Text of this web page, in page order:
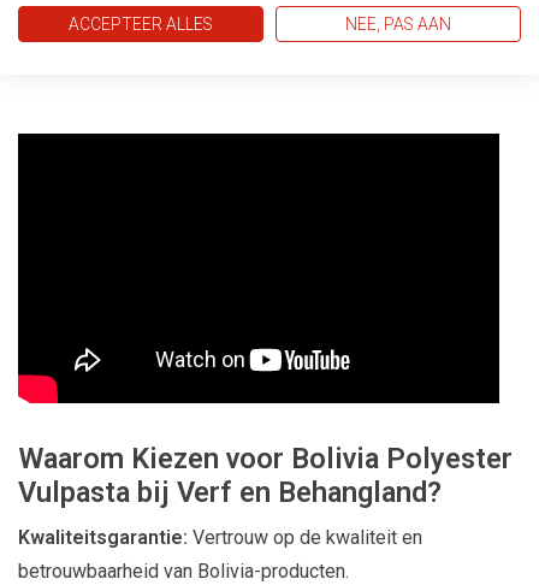
krassen, deuken en scheuren tot 10 cm.
Waarom Kiezen voor Bolivia Polyester
Vulpasta bij Verf en Behangland?
Kwaliteitsgarantie: Vertrouw op de kwaliteit en
betrouwbaarheid van Bolivia-producten.
ACCEPTEER ALLES NEE, PAS AAN